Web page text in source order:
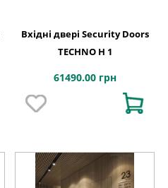
Вхідні двері Security Doors
TECHNO H 1
61490.00 грн